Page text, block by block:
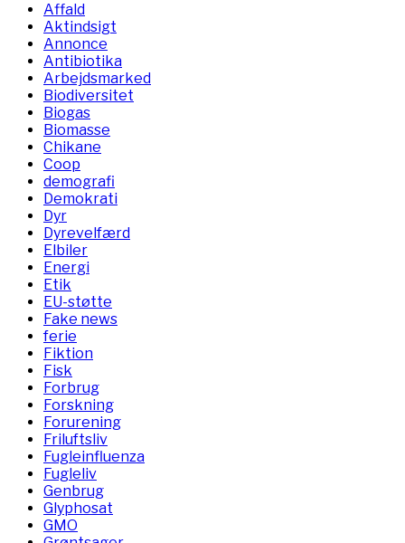
Affald
Aktindsigt
Annonce
Antibiotika
Arbejdsmarked
Biodiversitet
Biogas
Biomasse
Chikane
Coop
demografi
Demokrati
Dyr
Dyrevelfærd
Elbiler
Energi
Etik
EU-støtte
Fake news
ferie
Fiktion
Fisk
Forbrug
Forskning
Forurening
Friluftsliv
Fugleinfluenza
Fugleliv
Genbrug
Glyphosat
GMO